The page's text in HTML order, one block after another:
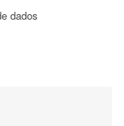
dados